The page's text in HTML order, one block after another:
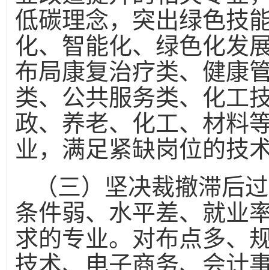
低碳理念，突出绿色技
化、智能化、绿色化发
布局康复治疗类、健康
类、公共服务类、化工
政、养老、化工、材料
业，满足紧缺岗位的技
（三）坚决裁撤滞后
条件弱、水平差、就业
求的专业。对布点多、
技术、电子商务、会计